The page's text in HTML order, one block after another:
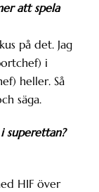
att spela
på det. Jag
i
heller. Så
säga.
superettan?
HIF över